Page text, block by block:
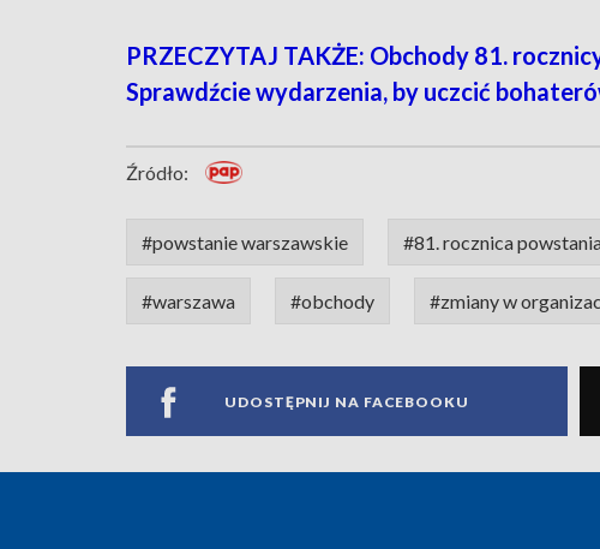
PRZECZYTAJ TAKŻE: Obchody 81.
Sprawdźcie wydarzenia, by uczcić
Źródło:
#powstanie warszawskie #81. rocznica
#warszawa #obchody #zmiany w
UDOSTĘPNIJ NA FACEBOOKU